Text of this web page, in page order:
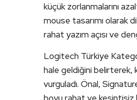
küçük zorlanmalarını
mouse tasarımı olarak
rahat yazım açısı ve
Logitech Türkiye
hale geldiğini belirterek,
vurguladı. Önal,